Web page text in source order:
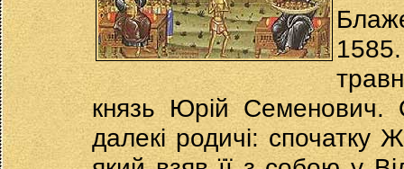
князь Юрій Семенович.
далекі родичі: спочатку